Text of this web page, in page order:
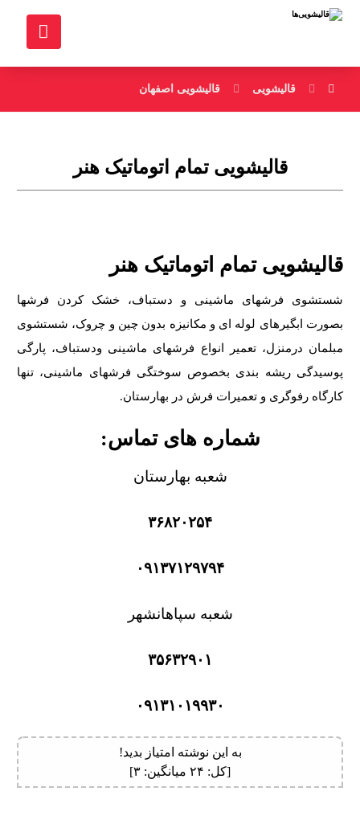
قالیشویی قالیشویی اصفهان
قالیشویی تمام اتوماتیک هنر
قالیشویی تمام اتوماتیک هنر
شستشوی فرشهای ماشینی و دستباف، خشک کردن فرشها
بصورت ابگیرهای لوله ای و مکانیزه بدون چین و چروک، شستشوی
مبلمان درمنزل، تعمیر انواع فرشهای ماشینی ودستباف، پارگی
پوسیدگی ریشه بندی بخصوص سوختگی فرشهای ماشینی، تنها
کارگاه رفوگری و تعمیرات فرش در بهارستان.
شماره های تماس:
شعبه بهارستان
۳۶۸۲۰۲۵۴
۰۹۱۳۷۱۲۹۷۹۴
شعبه سپاهانشهر
۳۵۶۳۲۹۰۱
۰۹۱۳۱۰۱۹۹۳۰
به این نوشته امتیاز بدید!
[کل: ۲۴ میانگین: ۳]